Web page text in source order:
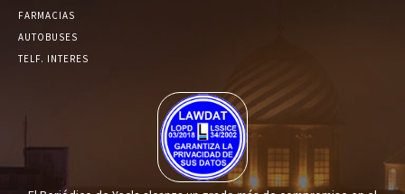
FARMACIAS
AUTOBUSES
TELF. INTERES